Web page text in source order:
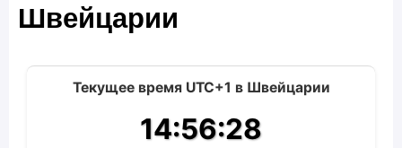
Швейцарии
Текущее время UTC+1 в Швейцарии
14:56:29